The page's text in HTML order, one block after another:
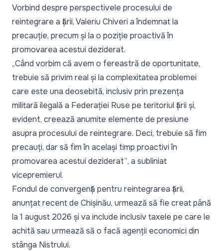
Vorbind despre perspectivele procesului de
reintegrare a țării, Valeriu Chiveri a îndemnat la
precauție, precum și la o poziție proactivă în
promovarea acestui deziderat.
„Când vorbim că avem o fereastră de oportunitate,
trebuie să privim real și la complexitatea problemei
care este una deosebită, inclusiv prin prezența
militară ilegală a Federației Ruse pe teritoriul țării și,
evident, creează anumite elemente de presiune
asupra procesului de reintegrare. Deci, trebuie să fim
precauți, dar să fim în același timp proactivi în
promovarea acestui deziderat”, a subliniat
vicepremierul.
Fondul de convergență pentru reintegrarea țării,
anunțat recent de Chișinău, urmează să fie creat până
la 1 august 2026 și va include inclusiv taxele pe care le
achită sau urmează să o facă agenții economici din
stânga Nistrului.